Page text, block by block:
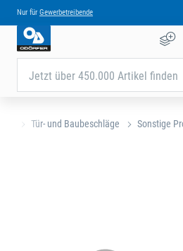
Nur für Gewerbetreibende
Jetzt über 450.000 Artikel finden
Tür- und Baubeschläge Sonstige